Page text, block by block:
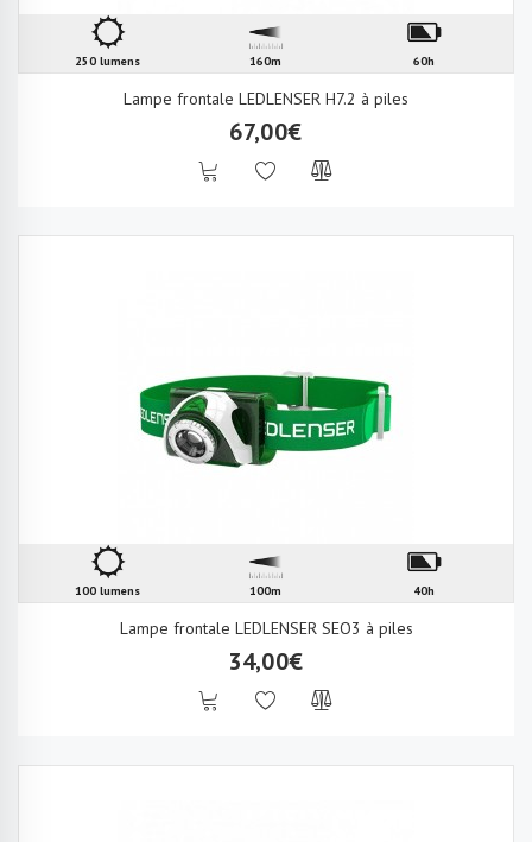
250 lumens 160m 60h
Lampe frontale LEDLENSER H7.2 à piles
67,00€
100 lumens 100m 40h
Lampe frontale LEDLENSER SEO3 à piles
34,00€